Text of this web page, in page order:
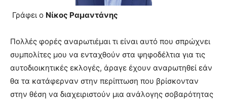
brandi
lyons
you
the
meaning
pain.
pornhun
Γράφει ο Νίκος Ραμαντάνης
Πολλές φορές αναρωτιέμαι τι είναι αυτό που σπρώχνει
συμπολίτες μου να ενταχθούν στα ψηφοδέλτια για τις
αυτοδιοικητικές εκλογές, άραγε έχουν αναρωτηθεί εάν
θα τα κατάφερναν στην περίπτωση που βρίσκονταν
στην θέση να διαχειριστούν μια ανάλογης σοβαρότητας